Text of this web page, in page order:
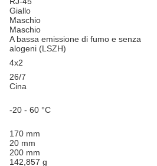
Giallo
Maschio
Maschio
A bassa emissione di fumo e senza
alogeni (LSZH)
4x2
26/7
Cina
-20 - 60 °C
170 mm
20 mm
200 mm
142,857 g